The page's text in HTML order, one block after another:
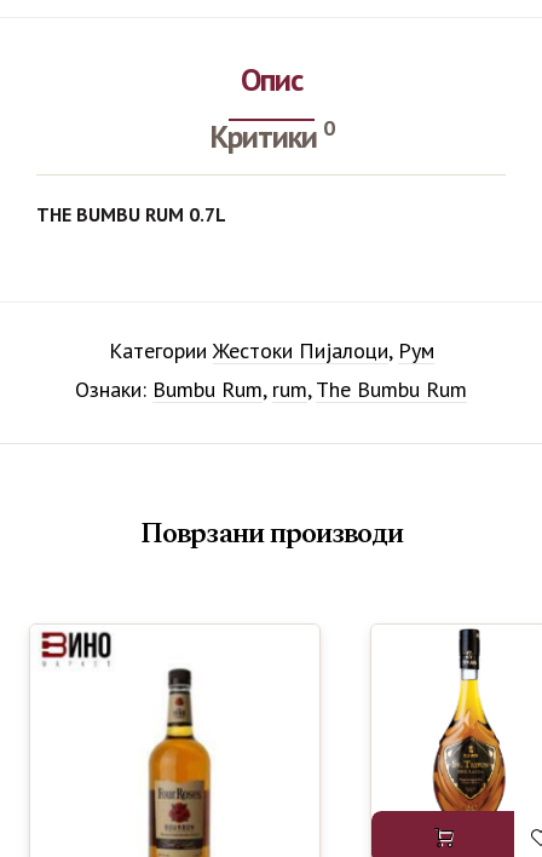
Опис
Критики 0
THE BUMBU RUM 0.7L
КатегорииЖестоки Пијалоци, Рум
Ознаки: Bumbu Rum, rum,The Bumbu Rum
Поврзани производи